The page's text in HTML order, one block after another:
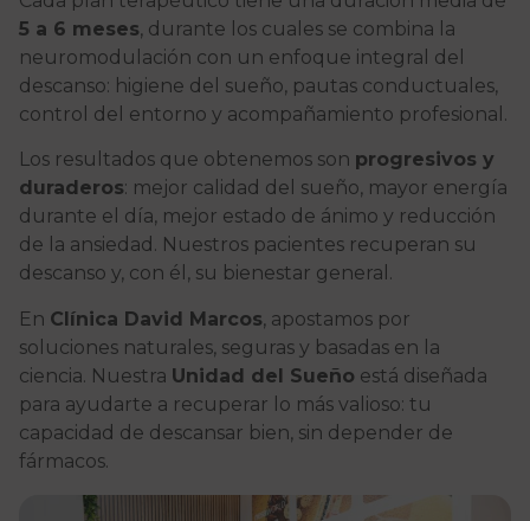
5 a 6 meses, durante los cuales se combina la
neuromodulación con un enfoque integral del
descanso: higiene del sueño, pautas conductuales,
control del entorno y acompañamiento profesional.
Los resultados que obtenemos son progresivos y
duraderos: mejor calidad del sueño, mayor energía
durante el día, mejor estado de ánimo y reducción
de la ansiedad. Nuestros pacientes recuperan su
descanso y, con él, su bienestar general.
En Clínica David Marcos, apostamos por
soluciones naturales, seguras y basadas en la
ciencia. Nuestra Unidad del Sueño está diseñada
para ayudarte a recuperar lo más valioso: tu
capacidad de descansar bien, sin depender de
fármacos.